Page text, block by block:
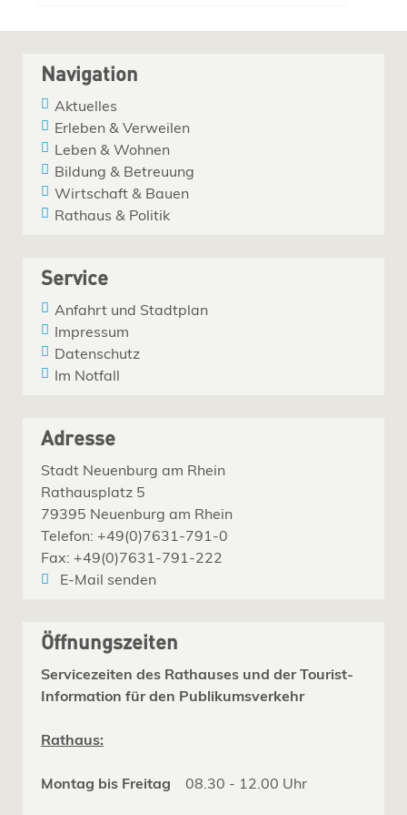
Navigation
Aktuelles
Erleben & Verweilen
Leben & Wohnen
Bildung & Betreuung
Wirtschaft & Bauen
Rathaus & Politik
Service
Anfahrt und Stadtplan
Impressum
Datenschutz
Im Notfall
Adresse
Stadt Neuenburg am Rhein
Rathausplatz 5
79395 Neuenburg am Rhein
Telefon: +49(0)7631-791-0
Fax: +49(0)7631-791-222
E-Mail senden
Öffnungszeiten
Servicezeiten des Rathauses und der Tourist-
Information für den Publikumsverkehr
Rathaus:
Montag bis Freitag 08.30 - 12.00 Uhr